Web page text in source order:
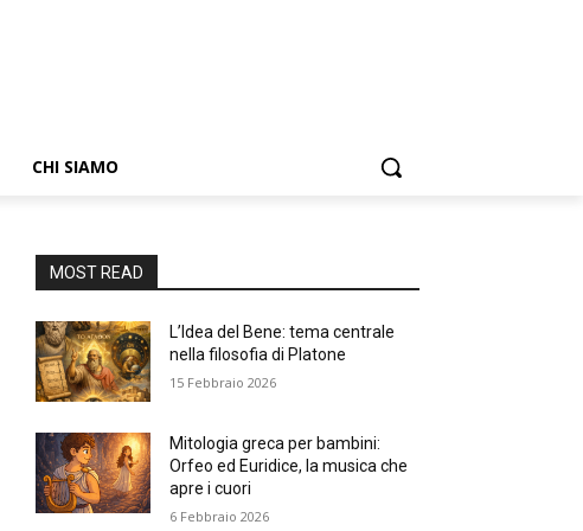
CHI SIAMO
MOST READ
L’Idea del Bene: tema centrale
nella filosofia di Platone
15 Febbraio 2026
Mitologia greca per bambini:
Orfeo ed Euridice, la musica che
apre i cuori
6 Febbraio 2026